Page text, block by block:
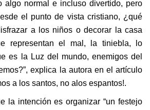
algo normal e incluso divertido, pero
el punto de vista cristiano, ¿qué
a los niños o decorar la casa
representan el mal, la tiniebla, lo
es la Luz del mundo, enemigos del
explica la autora en el artículo
a los santos, no alos espantos!.
la intención es organizar “un festejo